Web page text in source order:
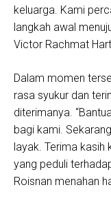
keluarga. Kami
langkah awal
Victor Rachmat
Dalam momen
rasa syukur dan
diterimanya.
bagi kami.
layak. Terima kasih
yang peduli
Roisnan menahan